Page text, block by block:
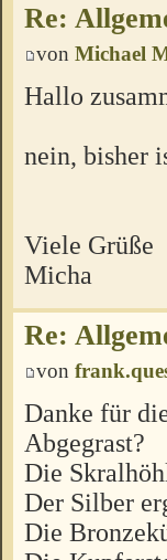
Re:
von Michael
Hallo
nein, bisher
Viele Grüße
Micha
Re:
von
Danke für
Abgegrast?
Die
Der Silber
Die